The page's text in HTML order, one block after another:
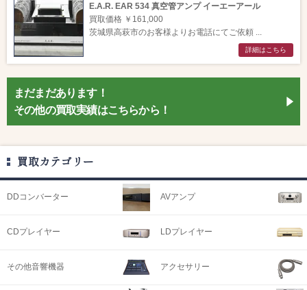
E.A.R. EAR 534 真空管アンプ イーエーアール
買取価格 ￥161,000
茨城県高萩市のお客様よりお電話にてご依頼 ...
詳細はこちら
まだまだあります！
その他の買取実績はこちらから！
買取カテゴリー
DDコンバーター AVアンプ
CDプレイヤー LDプレイヤー
その他音響機器 アクセサリー